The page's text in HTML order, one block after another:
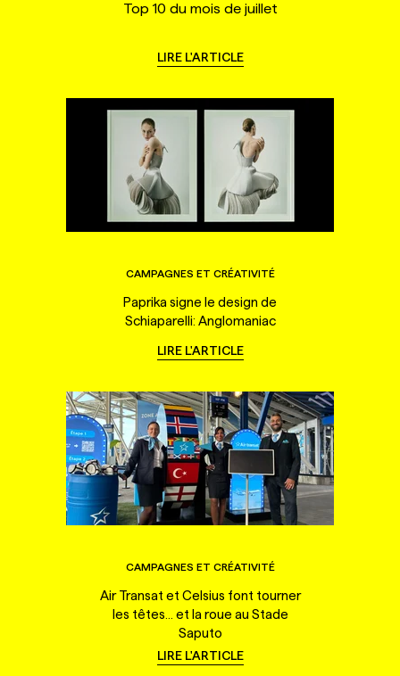
Top 10 du mois de juillet
LIRE L'ARTICLE
CAMPAGNES ET CRÉATIVITÉ
Paprika signe le design de
Schiaparelli: Anglomaniac
LIRE L'ARTICLE
CAMPAGNES ET CRÉATIVITÉ
Air Transat et Celsius font tourner
les têtes... et la roue au Stade
Saputo
LIRE L'ARTICLE